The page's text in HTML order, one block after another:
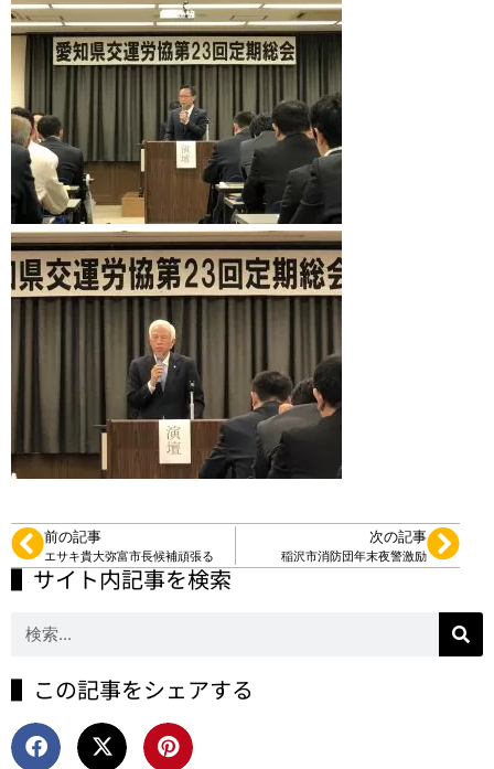
前の記事
エサキ貴大弥富市長候補頑張る
次の記事
稲沢市消防団年末夜警激励
▌サイト内記事を検索
▌この記事をシェアする